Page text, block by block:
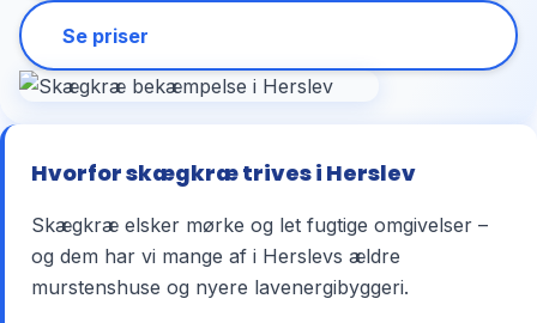
Se priser
Hvorfor skægkræ trives i Herslev
Skægkræ elsker mørke og let fugtige omgivelser –
og dem har vi mange af i Herslevs ældre
murstenshuse og nyere lavenergibyggeri.